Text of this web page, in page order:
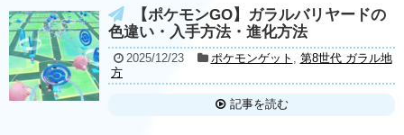
【ポケモンGO】ガラルバリヤードの
色違い・入手方法・進化方法
2025/12/23 ポケモンゲット , 第8世代 ガラル地
方
記事を読む